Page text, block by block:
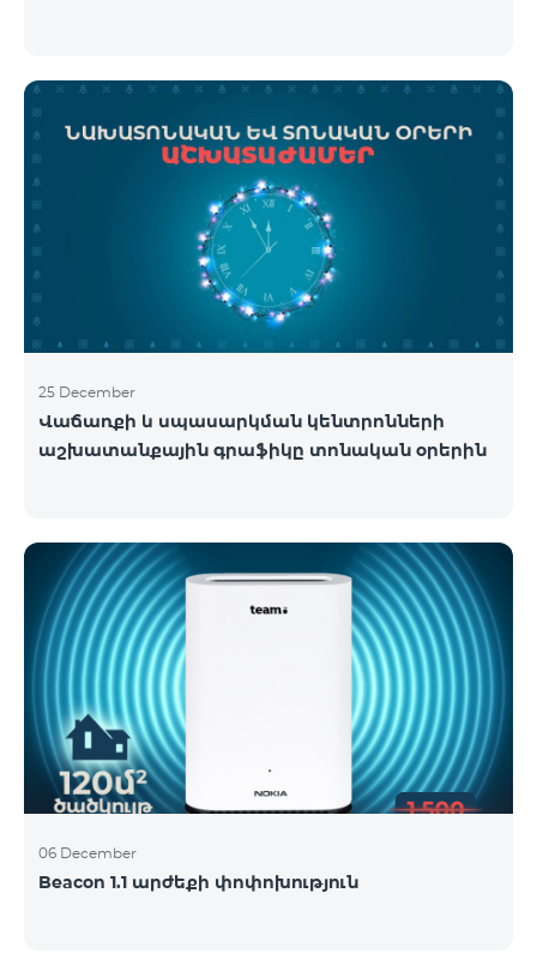
25 December
Վաճառքի և սպասարկման կենտրոնների
աշխատանքային գրաֆիկը տոնական օրերին
06 December
Beacon 1.1 արժեքի փոփոխություն